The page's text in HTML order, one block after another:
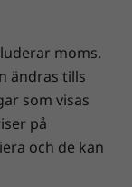
under
lägen
om du
för
på många faktorer,
systemkonfiguration
än förväntat.
moms.
ändras tills
som visas
på
och de kan